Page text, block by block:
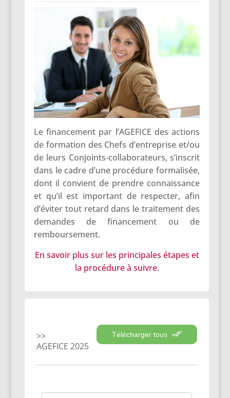
Le financement par l’AGEFICE des actions
de formation des Chefs d’entreprise et/ou
de leurs Conjoints-collaborateurs, s’inscrit
dans le cadre d’une procédure formalisée,
dont il convient de prendre connaissance
et qu’il est important de respecter, afin
d’éviter tout retard dans le traitement des
demandes de financement ou de
remboursement.
En savoir plus sur les principales étapes et
la procédure à suivre.
Télécharger tous
AGEFICE 2025